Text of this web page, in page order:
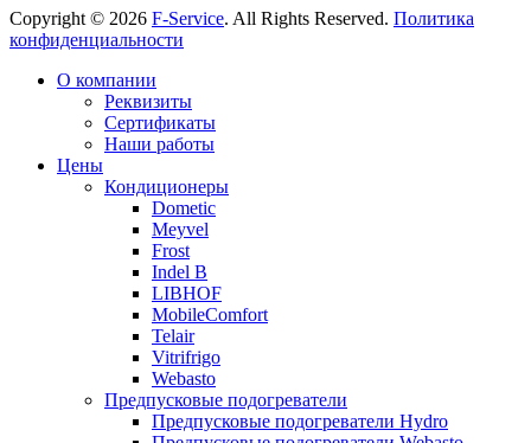
Copyright © 2026 F-Service. All Rights Reserved. Политика
конфиденциальности
вверх
О компании
Реквизиты
Сертификаты
Наши работы
Цены
Кондиционеры
Dometic
Meyvel
Frost
Indel B
LIBHOF
MobileComfort
Telair
Vitrifrigo
Webasto
Предпусковые подогреватели
Предпусковые подогреватели Hydro